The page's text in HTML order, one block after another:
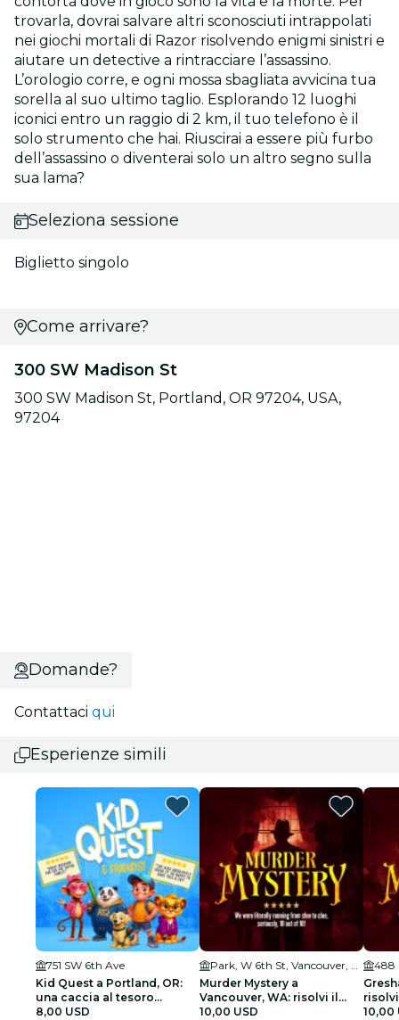
trovarla, dovrai salvare altri sconosciuti intrappolati
nei giochi mortali di Razor risolvendo enigmi sinistri e
aiutare un detective a rintracciare l’assassino.
L’orologio corre, e ogni mossa sbagliata avvicina tua
sorella al suo ultimo taglio. Esplorando 12 luoghi
iconici entro un raggio di 2 km, il tuo telefono è il
solo strumento che hai. Riuscirai a essere più furbo
dell’assassino o diventerai solo un altro segno sulla
sua lama?
Seleziona sessione
Biglietto singolo
Come arrivare?
300 SW Madison St
300 SW Madison St, Portland, OR 97204, USA,
97204
Domande?
Contattaci qui
Esperienze simili
751 SW 6th Ave
Kid Quest a Portland, OR:
una caccia al tesoro
interattiva per famiglie (4–8
8,00 USD
Park, W 6th St, Vancouver, WA 98660, USA
Murder Mystery a
Vancouver, WA: risolvi il
caso!
10,00 USD
10,00